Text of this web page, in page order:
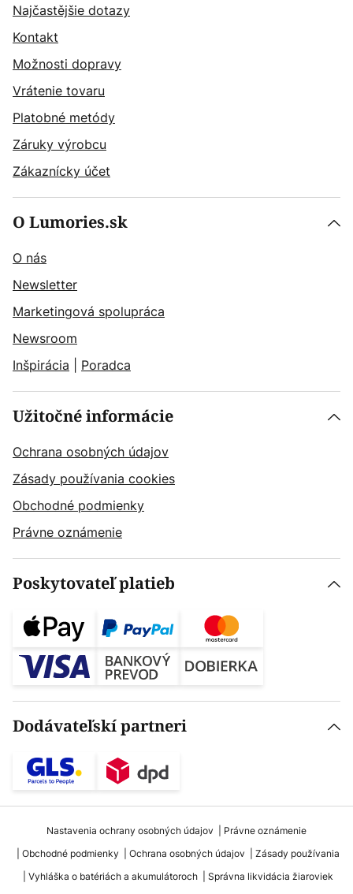
Najčastějšie dotazy
Kontakt
Možnosti dopravy
Vrátenie tovaru
Platobné metódy
Záruky výrobcu
Zákaznícky účet
O Lumories.sk
O nás
Newsletter
Marketingová spolupráca
Newsroom
Inšpirácia
Poradca
Užitočné informácie
Ochrana osobných údajov
Zásady používania cookies
Obchodné podmienky
Právne oznámenie
Poskytovateľ platieb
Dodávateľskí partneri
Nastavenia ochrany osobných údajov
Právne oznámenie
Obchodné podmienky
Ochrana osobných údajov
Zásady používania
Vyhláška o batériách a akumulátoroch
Správna likvidácia žiaroviek